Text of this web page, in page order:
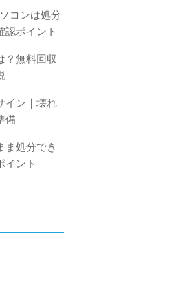
コンは処分
認ポイント
？無料回収
イン｜壊れ
備
ま処分でき
イント